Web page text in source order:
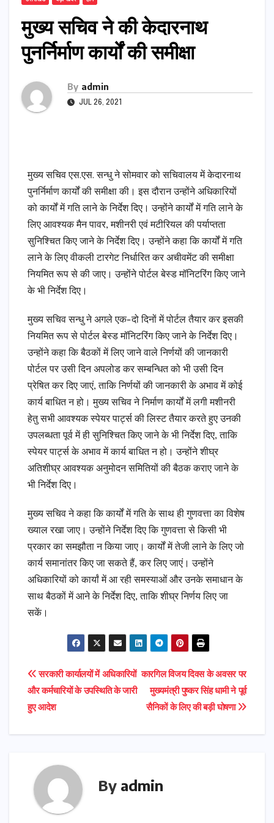
मुख्य सचिव ने की केदारनाथ
पुनर्निर्माण कार्यों की समीक्षा
By admin
JUL 26, 2021
मुख्य सचिव एस.एस. सन्धु ने सोमवार को सचिवालय में केदारनाथ
पुनर्निर्माण कार्यों की समीक्षा की। इस दौरान उन्होंने अधिकारियों
को कार्यों में गति लाने के निर्देश दिए। उन्होंने कार्यों में गति लाने के
लिए आवश्यक मैन पावर, मशीनरी एवं मटीरियल की पर्याप्तता
सुनिश्चित किए जाने के निर्देश दिए। उन्होंने कहा कि कार्यों में गति
लाने के लिए वीकली टारगेट निर्धारित कर अचीवमेंट की समीक्षा
नियमित रूप से की जाए। उन्होंने पोर्टल बेस्ड मॉनिटरिंग किए जाने
के भी निर्देश दिए।
मुख्य सचिव सन्धु ने अगले एक-दो दिनों में पोर्टल तैयार कर इसकी
नियमित रूप से पोर्टल बेस्ड मॉनिटरिंग किए जाने के निर्देश दिए।
उन्होंने कहा कि बैठकों में लिए जाने वाले निर्णयों की जानकारी
पोर्टल पर उसी दिन अपलोड कर सम्बन्धित को भी उसी दिन
प्रेषित कर दिए जाएं, ताकि निर्णयों की जानकारी के अभाव में कोई
कार्य बाधित न हो। मुख्य सचिव ने निर्माण कार्यों में लगी मशीनरी
हेतु सभी आवश्यक स्पेयर पार्ट्स की लिस्ट तैयार करते हुए उनकी
उपलब्धता पूर्व में ही सुनिश्चित किए जाने के भी निर्देश दिए, ताकि
स्पेयर पार्ट्स के अभाव में कार्य बाधित न हो। उन्होंने शीघ्र
अतिशीघ्र आवश्यक अनुमोदन समितियों की बैठक कराए जाने के
भी निर्देश दिए।
मुख्य सचिव ने कहा कि कार्यों में गति के साथ ही गुणवत्ता का विशेष
ख्याल रखा जाए। उन्होंने निर्देश दिए कि गुणवत्ता से किसी भी
प्रकार का समझौता न किया जाए। कार्यों में तेजी लाने के लिए जो
कार्य समानांतर किए जा सकते हैं, कर लिए जाएं। उन्होंने
अधिकारियों को कार्यां में आ रही समस्याओं और उनके समाधान के
साथ बैठकों में आने के निर्देश दिए, ताकि शीघ्र निर्णय लिए जा
सकें।
Post
navigation
कारगिल विजय दिवस के अवसर पर
मुख्यमंत्री पुष्कर सिंह धामी ने पूर्व
सैनिकों के लिए की बड़ी घोषणा
सरकारी कार्यालयों में अधिकारियों
और कर्मचारियों के उपस्थिति के जारी
हुए आदेश
By admin